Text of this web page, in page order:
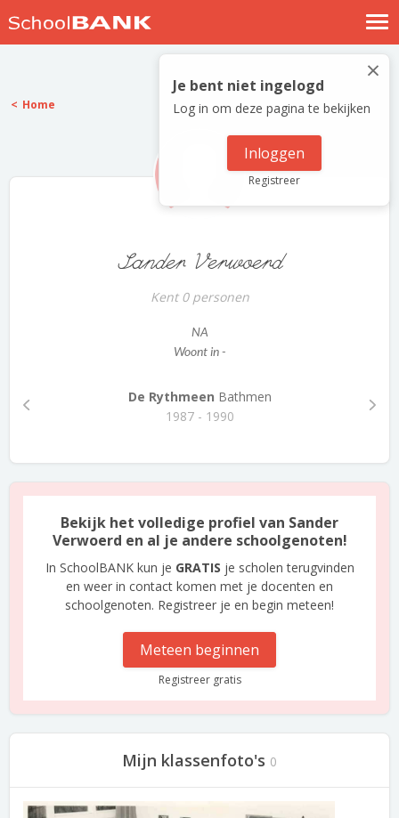
Nostalgische verhalen
Log in
Meld je gratis aan
×
Je bent niet ingelogd
Log in om deze pagina te bekijken
Inloggen
Registreer
Home
Sander Verwoerd
Kent 0 personen
NA
Woont in -
De Rythmeen Bathmen
1987 - 1990
Bekijk het volledige profiel van Sander
Verwoerd en al je andere schoolgenoten!
In SchoolBANK kun je GRATIS je scholen terugvinden
en weer in contact komen met je docenten en
schoolgenoten. Registreer je en begin meteen!
Meteen beginnen
Registreer gratis
Mijn klassenfoto's 0